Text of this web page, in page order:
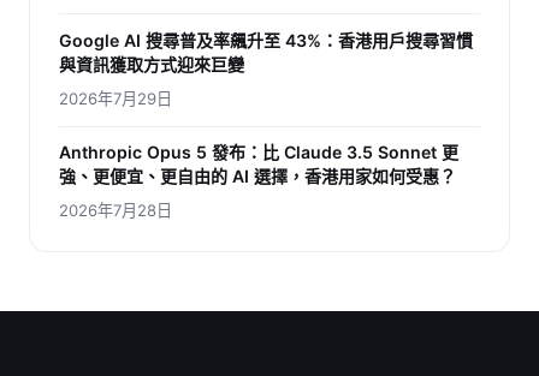
Google AI 搜尋普及率飆升至 43%：香港用戶搜尋習慣
與資訊獲取方式迎來巨變
2026年7月29日
Anthropic Opus 5 發布：比 Claude 3.5 Sonnet 更
強、更便宜、更自由的 AI 選擇，香港用家如何受惠？
2026年7月28日